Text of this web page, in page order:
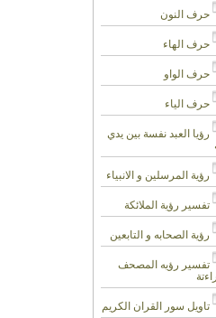
حرف النون
حرف الهاء
حرف الواو
حرف الياء
رؤيا العبد نفسة بين يدي
رؤية المرسلين و الانبياء
تفسير رؤية الملائكة
رؤية الصحابه و التابعين
تفسير رؤيه المصحف
تاويل سور القران الكريم